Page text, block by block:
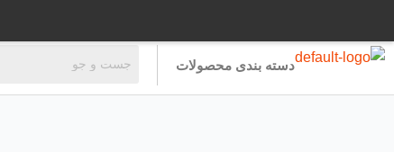
محتوا
دسته بندی محصولات